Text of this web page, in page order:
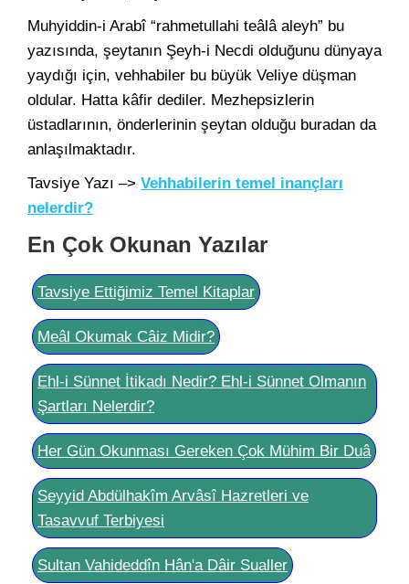
Muhyiddin-i Arabî “rahmetullahi teâlâ aleyh” bu
yazısında, şeytanın Şeyh-i Necdi olduğunu dünyaya
yaydığı için, vehhabiler bu büyük Veliye düşman
oldular. Hatta kâfir dediler. Mezhepsizlerin
üstadlarının, önderlerinin şeytan olduğu buradan da
anlaşılmaktadır.
Tavsiye Yazı –> Vehhabilerin temel inançları
nelerdir?
En Çok Okunan Yazılar
Tavsiye Ettiğimiz Temel Kitaplar
Meâl Okumak Câiz Midir?
Ehl-i Sünnet İtikadı Nedir? Ehl-i Sünnet Olmanın
Şartları Nelerdir?
Her Gün Okunması Gereken Çok Mühim Bir Duâ
Seyyid Abdülhakîm Arvâsî Hazretleri ve
Tasavvuf Terbiyesi
Sultan Vahideddîn Hân'a Dâir Sualler